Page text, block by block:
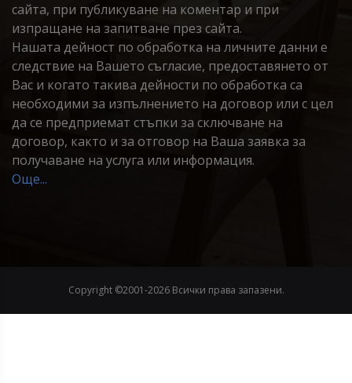
сайта, при публикуване на коментар и при
изпращане на запитване през сайта.
Нашата дейност по обработка на личните данни е
следствие на Вашето съгласие, предоставянето от
Вас и когато такива дейности по обработка са
необходими за изпълнението на договор или с цел
да се предприемат стъпки за сключване на
договор, както и за отговор на Ваша заявка за
получаване на услуга или информация.
Още...
Copyright ©2001-2026 Всички права запазени.